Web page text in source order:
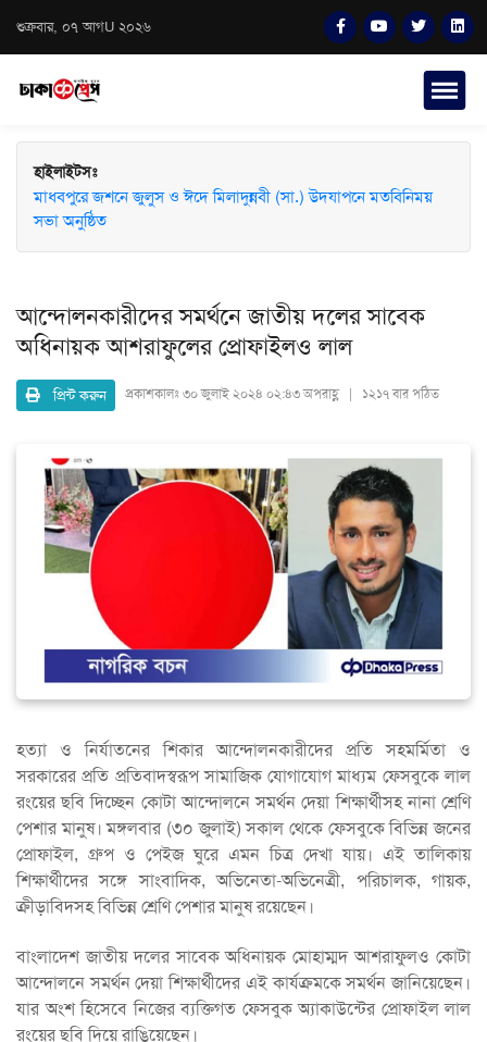
শুক্রবার, ০৭ আগU ২০২৬
হাইলাইটসঃ
মাধবপুরে জশনে জুলুস ও ঈদে মিলাদুন্নবী (সা.) উদযাপনে মতবিনিময়
সভা অনুষ্ঠিত
আন্দোলনকারীদের সমর্থনে জাতীয় দলের সাবেক
অধিনায়ক আশরাফুলের প্রোফাইলও লাল
প্রিন্ট করুন প্রকাশকালঃ ৩০ জুলাই ২০২৪ ০২:৪৩ অপরাহ্ণ | ১২১৭ বার পঠিত
হত্যা ও নির্যাতনের শিকার আন্দোলনকারীদের প্রতি সহমর্মিতা ও
সরকারের প্রতি প্রতিবাদস্বরূপ সামাজিক যোগাযোগ মাধ্যম ফেসবুকে লাল
রংয়ের ছবি দিচ্ছেন কোটা আন্দোলনে সমর্থন দেয়া শিক্ষার্থীসহ নানা শ্রেণি
পেশার মানুষ। মঙ্গলবার (৩০ জুলাই) সকাল থেকে ফেসবুকে বিভিন্ন জনের
প্রোফাইল, গ্রুপ ও পেইজ ঘুরে এমন চিত্র দেখা যায়। এই তালিকায়
শিক্ষার্থীদের সঙ্গে সাংবাদিক, অভিনেতা-অভিনেত্রী, পরিচালক, গায়ক,
ক্রীড়াবিদসহ বিভিন্ন শ্রেণি পেশার মানুষ রয়েছেন।
বাংলাদেশ জাতীয় দলের সাবেক অধিনায়ক মোহাম্মদ আশরাফুলও কোটা
আন্দোলনে সমর্থন দেয়া শিক্ষার্থীদের এই কার্যক্রমকে সমর্থন জানিয়েছেন।
যার অংশ হিসেবে নিজের ব্যক্তিগত ফেসবুক অ্যাকাউন্টের প্রোফাইল লাল
রংয়ের ছবি দিয়ে রাঙিয়েছেন।